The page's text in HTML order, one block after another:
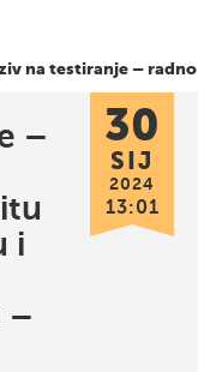
na testiranje – radno
zaštitu i spašavanje i
–
i
–
30
SIJ
2024
13:01